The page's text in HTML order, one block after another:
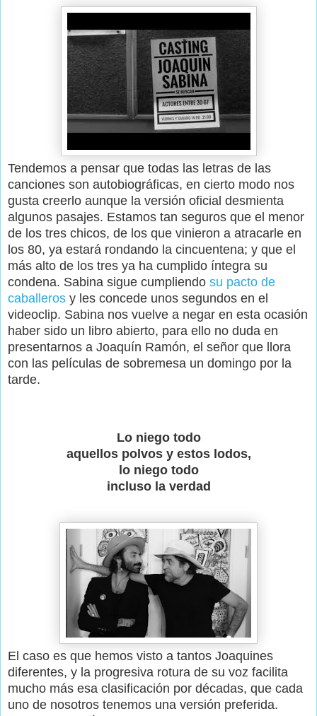
Tendemos a pensar que todas las letras de las
canciones son autobiográficas, en cierto modo nos
gusta creerlo aunque la versión oficial desmienta
algunos pasajes. Estamos tan seguros que el menor
de los tres chicos, de los que vinieron a atracarle en
los 80, ya estará rondando la cincuentena; y que el
más alto de los tres ya ha cumplido íntegra su
condena. Sabina sigue cumpliendo su pacto de
caballeros y les concede unos segundos en el
videoclip. Sabina nos vuelve a negar en esta ocasión
haber sido un libro abierto, para ello no duda en
presentarnos a Joaquín Ramón, el señor que llora
con las películas de sobremesa un domingo por la
tarde.
Lo niego todo
aquellos polvos y estos lodos,
lo niego todo
incluso la verdad
El caso es que hemos visto a tantos Joaquines
diferentes, y la progresiva rotura de su voz facilita
mucho más esa clasificación por décadas, que cada
uno de nosotros tenemos una versión preferida.